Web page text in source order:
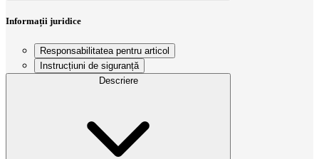
Informații juridice
Responsabilitatea pentru articol
Instrucțiuni de siguranță
Descriere